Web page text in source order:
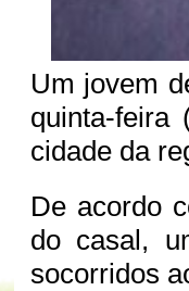
Um jovem
quinta-feira
cidade da
De acordo
do casal,
socorridos